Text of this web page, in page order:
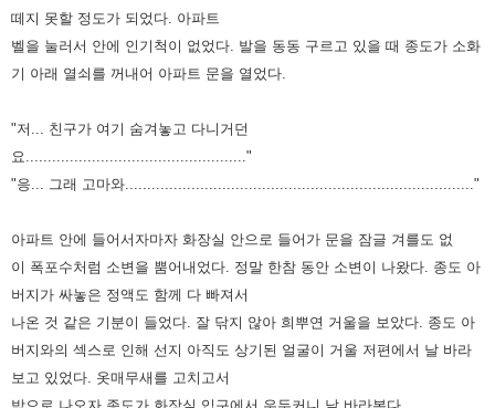
떼지 못할 정도가 되었다. 아파트
벨을 눌러서 안에 인기척이 없었다. 발을 동동 구르고 있을 때 종도가 소화
기 아래 열쇠를 꺼내어 아파트 문을 열었다.
"저... 친구가 여기 숨겨놓고 다니거던
요.................................................."
"응... 그래 고마와..............................................................................."
아파트 안에 들어서자마자 화장실 안으로 들어가 문을 잠글 겨를도 없
이 폭포수처럼 소변을 뿜어내었다. 정말 한참 동안 소변이 나왔다. 종도 아
버지가 싸놓은 정액도 함께 다 빠져서
나온 것 같은 기분이 들었다. 잘 닦지 않아 희뿌연 거울을 보았다. 종도 아
버지와의 섹스로 인해 선지 아직도 상기된 얼굴이 거울 저편에서 날 바라
보고 있었다. 옷매무새를 고치고서